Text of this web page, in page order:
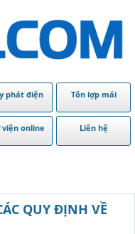
phát điện Tôn lợp mái
viện online Liên hệ
QUY ĐỊNH VỀ